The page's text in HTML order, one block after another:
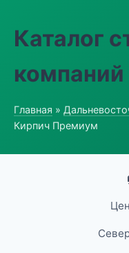
Каталог
компаний
Главная »
Кирпич Премиум